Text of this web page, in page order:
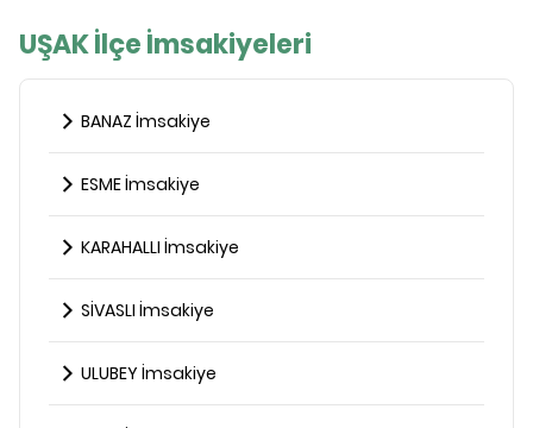
UŞAK İlçe İmsakiyeleri
BANAZ İmsakiye
ESME İmsakiye
KARAHALLI İmsakiye
SİVASLI İmsakiye
ULUBEY İmsakiye